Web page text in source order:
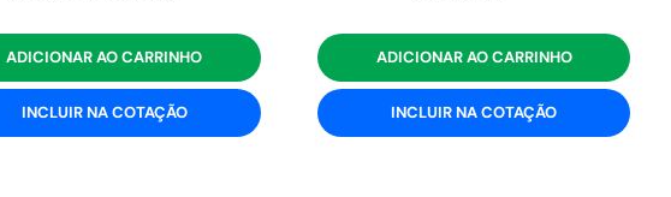
ADICIONAR AO CARRINHO
INCLUIR NA COTAÇÃO
ADICIONAR AO CARRINHO
INCLUIR NA COTAÇÃO